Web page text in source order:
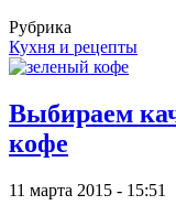
Рубрика
Кухня и рецепты
Выбираем
кофе
11 марта 2015 - 15:51